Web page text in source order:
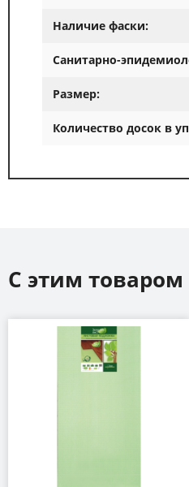
Наличие фаски:
Санитарно-
Размер:
Количество досок в
С этим